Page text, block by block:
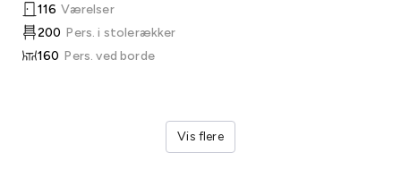
116 Værelser
200 Pers. i stolerækker
160 Pers. ved borde
Vis flere